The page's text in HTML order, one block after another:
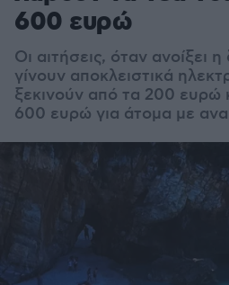
600 ευρώ
Οι αιτήσεις, όταν ανοίξει
γίνουν αποκλειστικά
ξεκινούν από τα 200 ευρώ
600 ευρώ για άτομα με